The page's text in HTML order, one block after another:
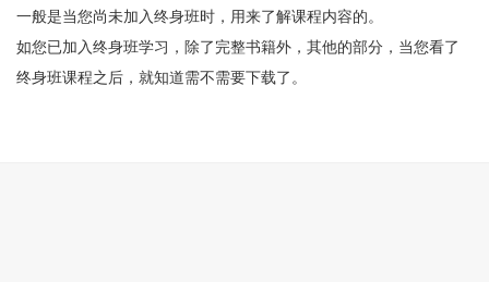
一般是当您尚未加入终身班时，用来了解课程内容的。
如您已加入终身班学习，除了完整书籍外，其他的部分，当您看了
终身班课程之后，就知道需不需要下载了。